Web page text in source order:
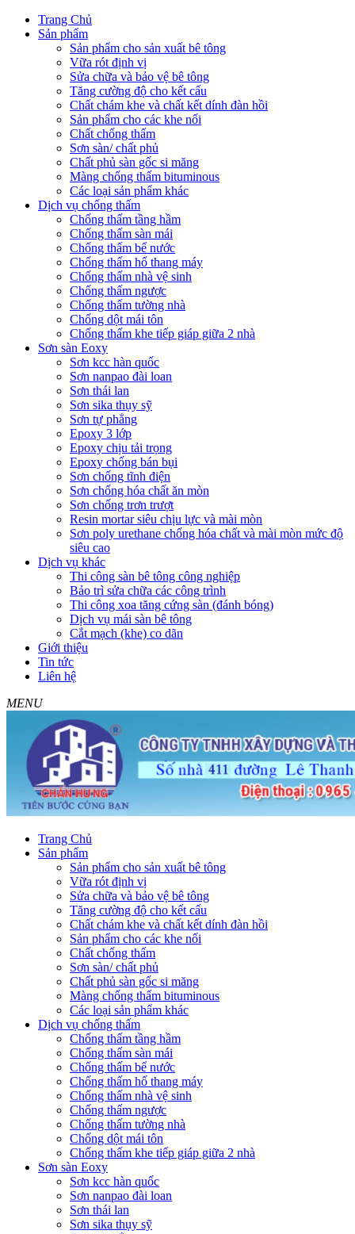
Trang Chủ
Sản phẩm
Sản phẩm cho sản xuất bê tông
Vữa rót định vị
Sửa chữa và bảo vệ bê tông
Tăng cường độ cho kết cấu
Chất chám khe và chất kết dính đàn hồi
Sản phẩm cho các khe nối
Chất chống thấm
Sơn sàn/ chất phủ
Chất phủ sàn gốc si măng
Màng chống thấm bituminous
Các loại sản phẩm khác
Dịch vụ chống thấm
Chống thấm tầng hầm
Chống thấm sàn mái
Chống thấm bể nước
Chống thấm hố thang máy
Chống thấm nhà vệ sinh
Chống thấm ngược
Chống thấm tường nhà
Chống dột mái tôn
Chống thấm khe tiếp giáp giữa 2 nhà
Sơn sàn Eoxy
Sơn kcc hàn quốc
Sơn nanpao đài loan
Sơn thái lan
Sơn sika thụy sỹ
Sơn tự phẳng
Epoxy 3 lớp
Epoxy chịu tải trọng
Epoxy chống bán bụi
Sơn chống tĩnh điện
Sơn chống hóa chất ăn mòn
Sơn chống trơn trượt
Resin mortar siêu chịu lực và mài mòn
Sơn poly urethane chống hóa chất và mài mòn mức độ
siêu cao
Dịch vụ khác
Thi công sàn bê tông công nghiệp
Bảo trì sửa chữa các công trình
Thi công xoa tăng cứng sàn (đánh bóng)
Dịch vụ mái sàn bê tông
Cắt mạch (khe) co dãn
Giới thiệu
Tin tức
Liên hệ
MENU
Trang Chủ
Sản phẩm
Sản phẩm cho sản xuất bê tông
Vữa rót định vị
Sửa chữa và bảo vệ bê tông
Tăng cường độ cho kết cấu
Chất chám khe và chất kết dính đàn hồi
Sản phẩm cho các khe nối
Chất chống thấm
Sơn sàn/ chất phủ
Chất phủ sàn gốc si măng
Màng chống thấm bituminous
Các loại sản phẩm khác
Dịch vụ chống thấm
Chống thấm tầng hầm
Chống thấm sàn mái
Chống thấm bể nước
Chống thấm hố thang máy
Chống thấm nhà vệ sinh
Chống thấm ngược
Chống thấm tường nhà
Chống dột mái tôn
Chống thấm khe tiếp giáp giữa 2 nhà
Sơn sàn Eoxy
Sơn kcc hàn quốc
Sơn nanpao đài loan
Sơn thái lan
Sơn sika thụy sỹ